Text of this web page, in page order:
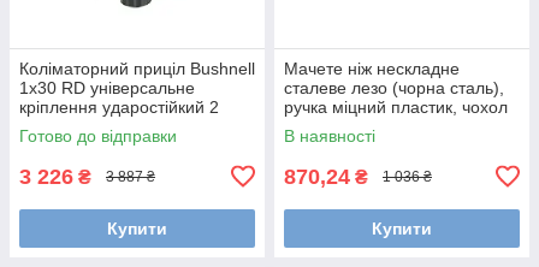
Коліматорний приціл Bushnell
1x30 RD універсальне
кріплення ударостійкий 2
кольори прицільної марки
Готово до відправки
3 226 ₴ 3 887 ₴
Купити
Мачете ніж нескладне
сталеве лезо (чорна сталь),
ручка міцний пластик, чохол
піхви штучних шкіряних
волокон
В наявності
870,24 ₴ 1 036 ₴
Купити